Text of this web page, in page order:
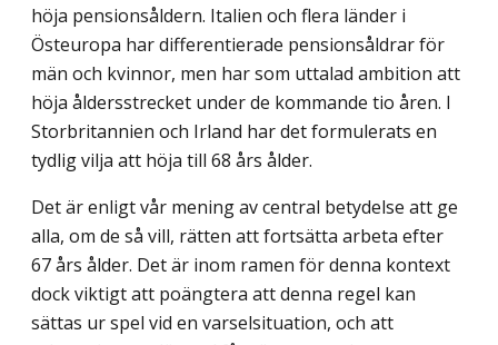
höja pensionsåldern. Italien och flera länder i
Östeuropa har differentierade pensionsåldrar för
män och kvinnor, men har som uttalad ambition att
höja åldersstrecket under de kommande tio åren. I
Storbritannien och Irland har det formulerats en
tydlig vilja att höja till 68 års ålder.
Det är enligt vår mening av central betydelse att ge
alla, om de så vill, rätten att fortsätta arbeta efter
67 års ålder. Det är inom ramen för denna kontext
dock viktigt att poängtera att denna regel kan
sättas ur spel vid en varselsituation, och att